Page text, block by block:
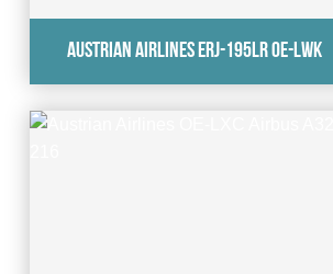
Austrian Airlines ERJ-195LR OE-LWK